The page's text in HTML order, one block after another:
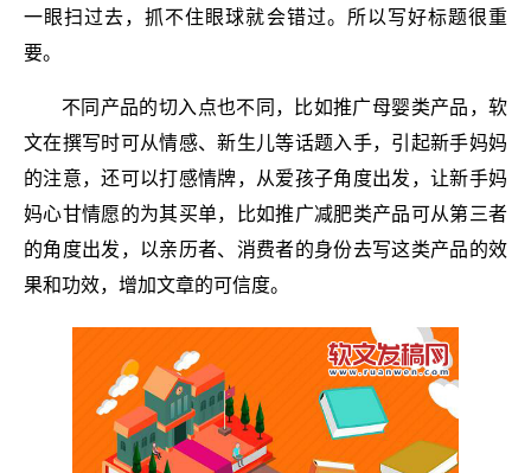
一眼扫过去，抓不住眼球就会错过。所以写好标题很重
要。
不同产品的切入点也不同，比如推广母婴类产品，软
文在撰写时可从情感、新生儿等话题入手，引起新手妈妈
的注意，还可以打感情牌，从爱孩子角度出发，让新手妈
妈心甘情愿的为其买单，比如推广减肥类产品可从第三者
的角度出发，以亲历者、消费者的身份去写这类产品的效
果和功效，增加文章的可信度。